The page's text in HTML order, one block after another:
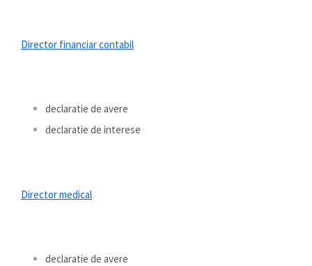
Director financiar contabil
declaratie de avere
declaratie de interese
Director medical
declaratie de avere